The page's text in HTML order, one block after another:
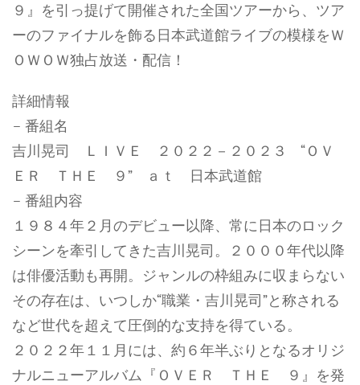
９』を引っ提げて開催された全国ツアーから、ツア
ーのファイナルを飾る日本武道館ライブの模様をＷ
ＯＷＯＷ独占放送・配信！
詳細情報
– 番組名
吉川晃司 ＬＩＶＥ ２０２２－２０２３ “ＯＶ
ＥＲ ＴＨＥ ９” ａｔ 日本武道館
– 番組内容
１９８４年２月のデビュー以降、常に日本のロック
シーンを牽引してきた吉川晃司。２０００年代以降
は俳優活動も再開。ジャンルの枠組みに収まらない
その存在は、いつしか“職業・吉川晃司”と称される
など世代を超えて圧倒的な支持を得ている。
２０２２年１１月には、約６年半ぶりとなるオリジ
ナルニューアルバム『ＯＶＥＲ ＴＨＥ ９』を発